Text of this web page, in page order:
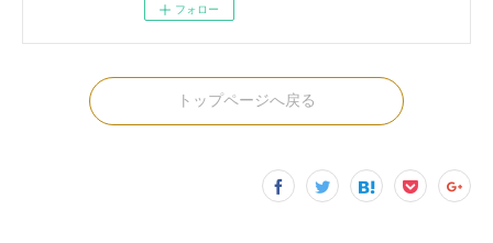
フォロー
トップページへ戻る